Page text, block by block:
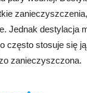
Jednak destylacja
często stosuje się
zanieczyszczona.